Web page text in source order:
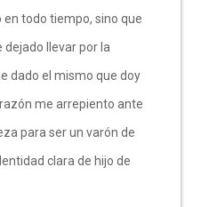
en todo tiempo, sino que
dejado llevar por la
dado el mismo que doy
me arrepiento ante
para ser un varón de
clara de hijo de